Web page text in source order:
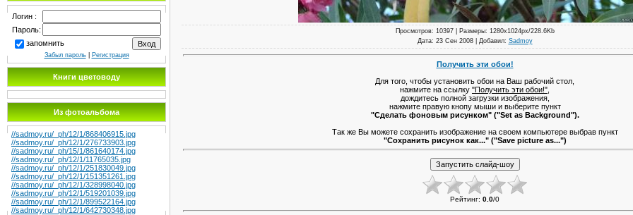
Логин :
Пароль:
запомнить
Забыл пароль| Регистрация
Книги цветоводу
Из фотоальбома
//sadmoy.ru/_ph/12/1/868406915.jpg
//sadmoy.ru/_ph/12/1/276733903.jpg
//sadmoy.ru/_ph/15/1/861640174.jpg
//sadmoy.ru/_ph/12/1/11765035.jpg
//sadmoy.ru/_ph/12/1/251830049.jpg
//sadmoy.ru/_ph/12/1/151351261.jpg
//sadmoy.ru/_ph/12/1/328998040.jpg
//sadmoy.ru/_ph/12/1/519201039.jpg
//sadmoy.ru/_ph/12/1/899522164.jpg
//sadmoy.ru/_ph/12/1/642730348.jpg
Просмотров: 10397 | Размеры: 1280x1024px/228.6Kb
Дата: 23 Сен 2008 | Добавил: Sadmoy
Получить эти обои!
Для того, чтобы установить обои на Ваш рабочий стол,
нажмите на ссылку "Получить эти обои!"
дождитесь полной загрузки изображения,
нажмите правую кнопу мыши и выберите пункт
"Сделать фоновым рисунком" ("Set as Background").
Так же Вы можете сохранить изображение на своем компьютере выбрав пункт
"Сохранить рисунок как..." ("Save picture as...")
Рейтинг: 0.0/0